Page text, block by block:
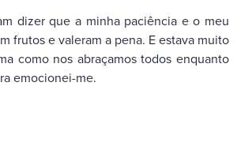
dizer que a minha paciência e o meu
frutos e valeram a pena. E estava muito
como nos abraçamos todos enquanto
emocionei-me.